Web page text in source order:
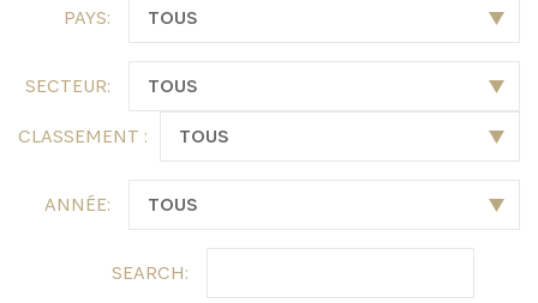
Recevez les dernières informations sur l'Africa
PAYS:
SECTEUR:
CLASSEMENT :
ANNÉE:
SEARCH: